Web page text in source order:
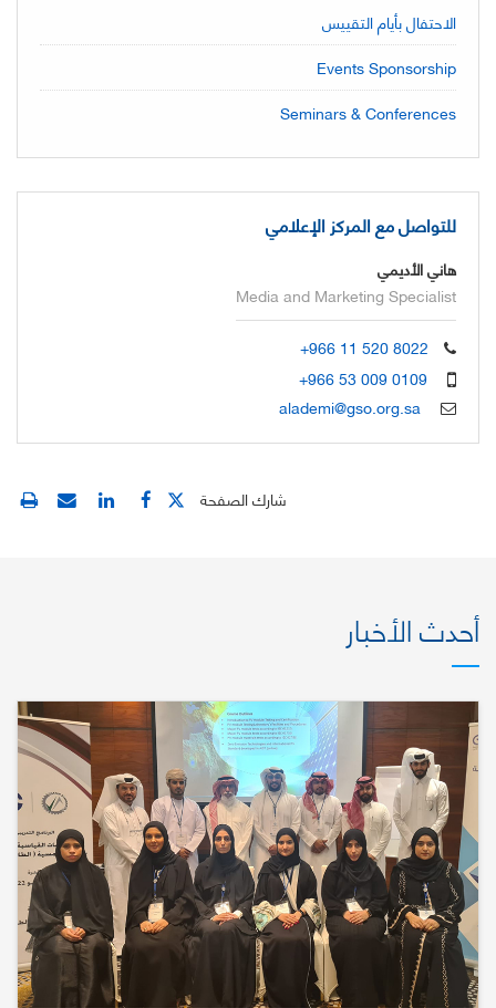
الاحتفال بأيام التقييس
Events Sponsorship
Seminars & Conferences
للتواصل مع المركز الإعلامي
هاني الأديمي
Media and Marketing Specialist
+966 11 520 8022
+966 53 009 0109
alademi@gso.org.sa
شارك الصفحة
أحدث الأخبار